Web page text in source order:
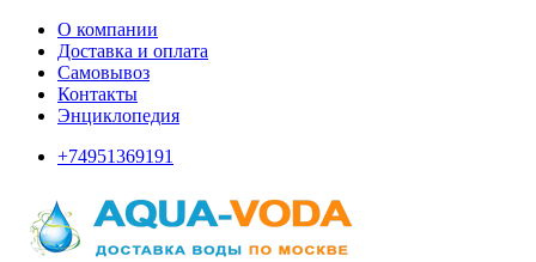
О компании
Доставка и оплата
Самовывоз
Контакты
Энциклопедия
+74951369191